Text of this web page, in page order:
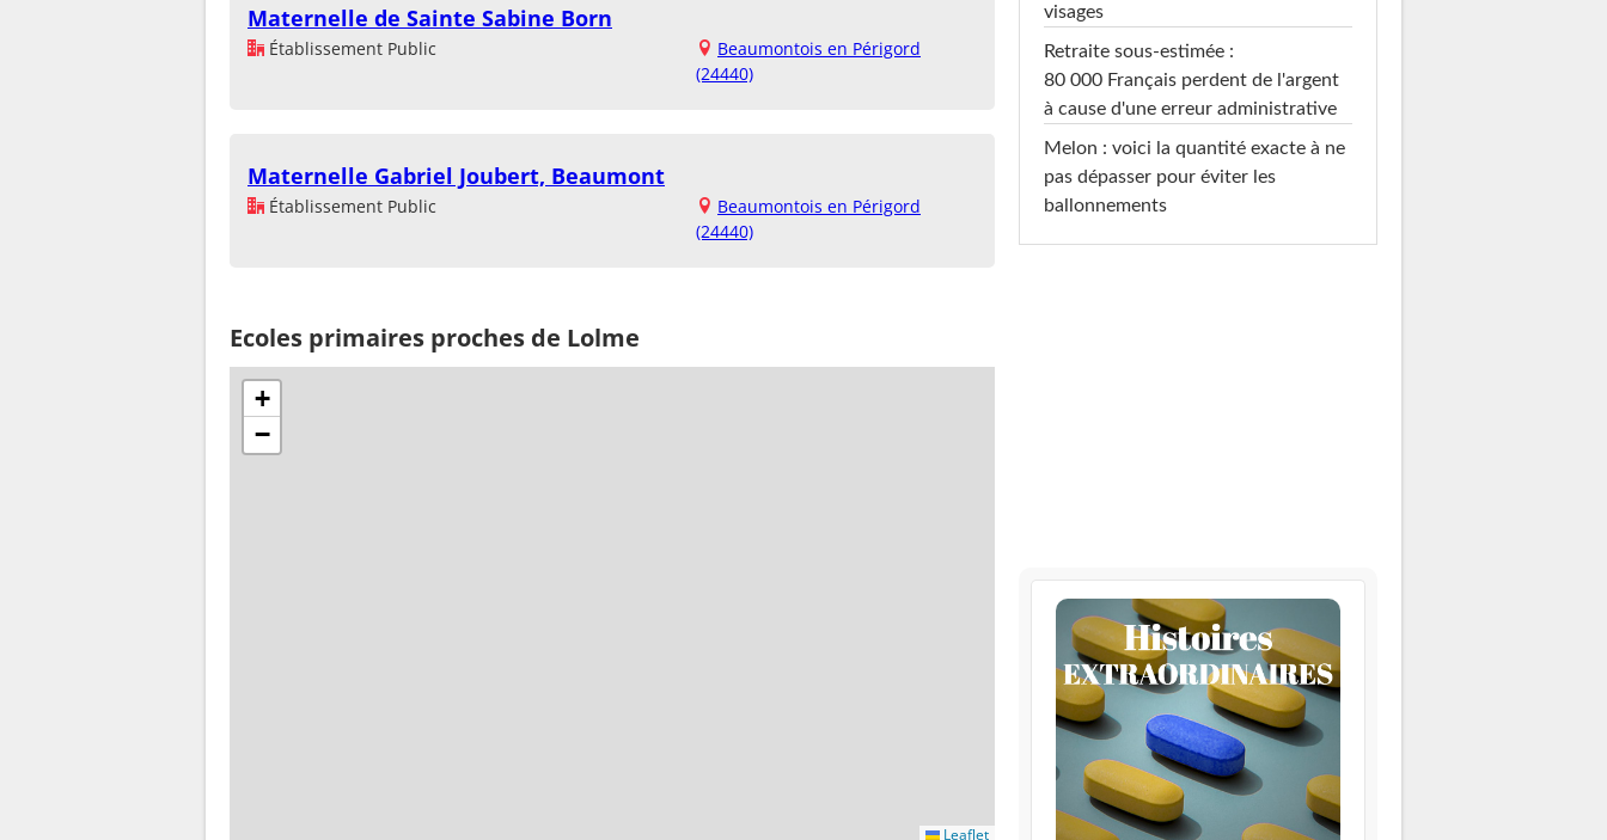
Maternelle de Sainte Sabine Born
Établissement Public
Beaumontois en Périgord
(24440)
Maternelle Gabriel Joubert, Beaumont
Établissement Public
Beaumontois en Périgord
(24440)
Ecoles primaires proches de Lolme
+
−
Leaflet
visages
Retraite sous-estimée :
80 000 Français perdent de l'argent
à cause d'une erreur administrative
Melon : voici la quantité exacte à ne
pas dépasser pour éviter les
ballonnements